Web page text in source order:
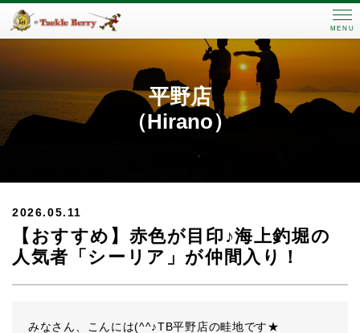
MENU
平野店
（Hirano）
2026.05.11
【おすすめ】赤色が目印♪海上釣堀の
人気者「シーリア」が仲間入り！
みなさん、こんには(^^♪TB平野店の畦地です★